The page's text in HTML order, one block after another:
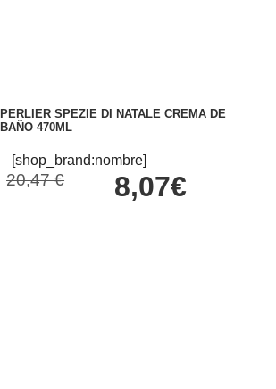
PERLIER SPEZIE DI NATALE CREMA DE
BAÑO 470ML
[shop_brand:nombre]
20,47 € 8,07€